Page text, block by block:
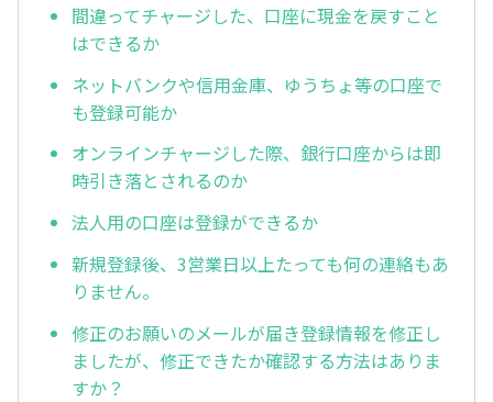
間違ってチャージした、口座に現金を戻すこと
はできるか
ネットバンクや信用金庫、ゆうちょ等の口座で
も登録可能か
オンラインチャージした際、銀行口座からは即
時引き落とされるのか
法人用の口座は登録ができるか
新規登録後、3営業日以上たっても何の連絡もあ
りません。
修正のお願いのメールが届き登録情報を修正し
ましたが、修正できたか確認する方法はありま
すか？